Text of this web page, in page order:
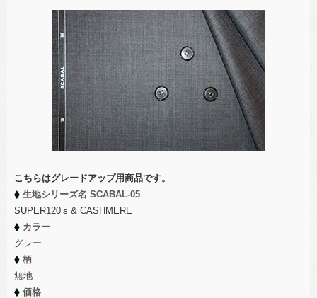
こちらはグレードアップ用商品です。
生地シリーズ名 SCABAL-05
SUPER120’s & CASHMERE
カラー
グレー
柄
無地
価格